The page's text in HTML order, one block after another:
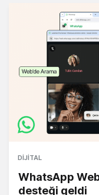
DIJITAL
WhatsApp
desteği geldi